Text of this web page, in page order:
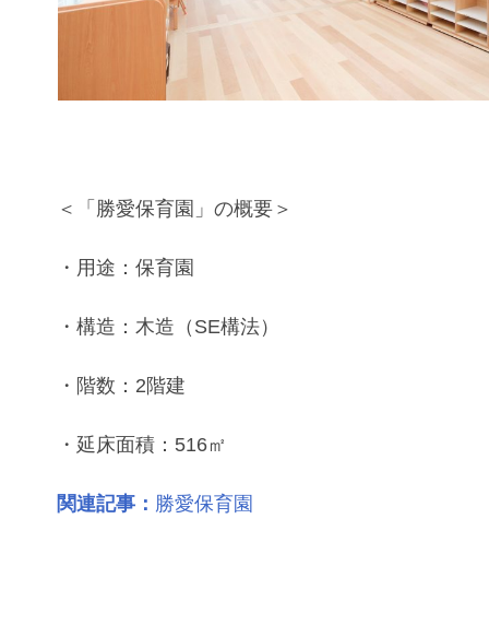
＜ 「勝愛保育園」の概要＞
・用途：保育園
・構造：木造（SE構法）
・階数：2階建
・延床面積：516㎡
関連記事： 勝愛保育園